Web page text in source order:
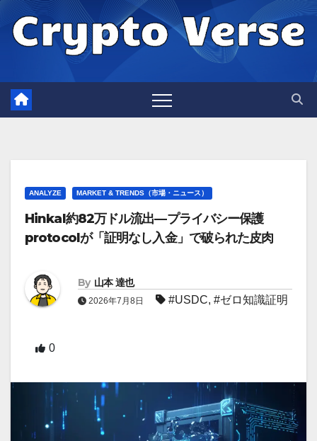
Skip
ANALYZE MARKET & TRENDS（市場・ニュース）
Hinkal約82万ドル流出—プライバシー保護
protocolが「証明なし入金」で破られた皮肉
By 山本 達也
2026年7月8日 #USDC, #ゼロ知識証明
0